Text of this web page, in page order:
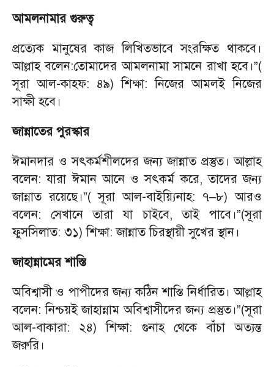
আমলনামার গুরুত্ব
প্রত্যেক মানুষের কাজ লিখিতভাবে সংরক্ষিত থাকবে।
আল্লাহ বলেন:তোমাদের আমলনামা সামনে রাখা হবে।”(
সূরা আল-কাহফ: ৪৯) শিক্ষা: নিজের আমলই নিজের
সাক্ষী হবে।
জান্নাতের পুরস্কার
ঈমানদার ও সৎকর্মশীলদের জন্য জান্নাত প্রস্তুত। আল্লাহ
বলেন: যারা ঈমান আনে ও সৎকর্ম করে, তাদের জন্য
জান্নাত রয়েছে।”( সূরা আল-বাইয়্যিনাহ: ৭–৮) আরও
বলেন: সেখানে তারা যা চাইবে, তাই পাবে।”(সূরা
ফুসসিলাত: ৩১) শিক্ষা: জান্নাত চিরস্থায়ী সুখের স্থান।
জাহান্নামের শাস্তি
অবিশ্বাসী ও পাপীদের জন্য কঠিন শাস্তি নির্ধারিত। আল্লাহ
বলেন: নিশ্চয়ই জাহান্নাম অবিশ্বাসীদের জন্য প্রস্তুত।”(সূরা
আল-বাকারা: ২৪) শিক্ষা: গুনাহ থেকে বাঁচা অত্যন্ত
জরুরি।